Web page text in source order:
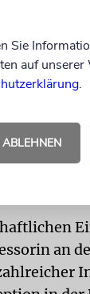
Blicke
der
an
Sie
auf
.